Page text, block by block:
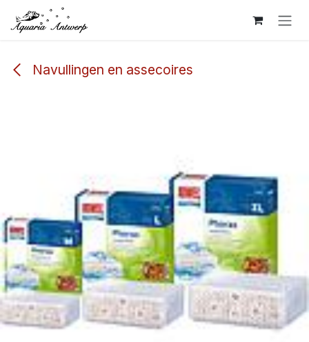
Overslaan naar inhoud
Navullingen en assecoires